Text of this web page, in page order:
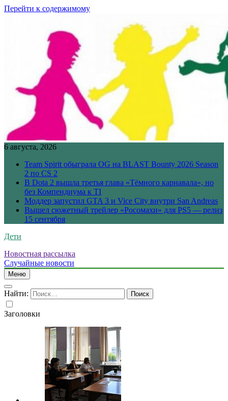
Перейти к содержимому
6 августа, 2026
Team Spirit обыграла OG на BLAST Bounty 2026 Season
2 по CS 2
В Dota 2 вышла третья глава «Тёмного карнавала», но
без Компендиума к TI
Моддер запустил GTA 3 и Vice City внутри San Andreas
Вышел сюжетный трейлер «Росомахи» для PS5 — релиз
15 сентября
Дети
Новостная рассылка
Случайные новости
Меню
Найти:
Заголовки